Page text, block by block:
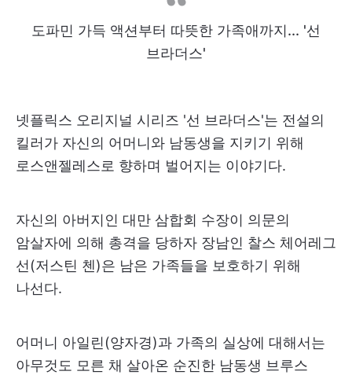
도파민 가득 액션부터 따뜻한 가족애까지... '선
브라더스'
넷플릭스 오리지널 시리즈 '선 브라더스'는 전설의
킬러가 자신의 어머니와 남동생을 지키기 위해
로스앤젤레스로 향하며 벌어지는 이야기다.
자신의 아버지인 대만 삼합회 수장이 의문의
암살자에 의해 총격을 당하자 장남인 찰스 체어레그
선(저스틴 첸)은 남은 가족들을 보호하기 위해
나선다.
어머니 아일린(양자경)과 가족의 실상에 대해서는
아무것도 모른 채 살아온 순진한 남동생 브루스